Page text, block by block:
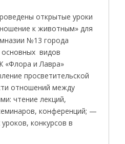
открытые уроки
к животным» для
№13 города
видов
«Флора и Лавра»
просветительской
отношений между
чтение лекций,
конференций; —
конкурсов в